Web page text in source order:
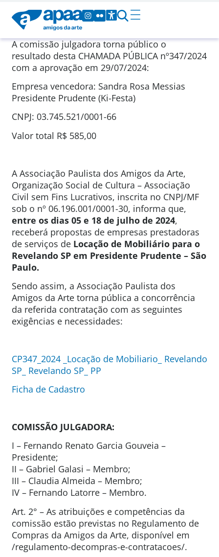
A comissão julgadora torna público o
resultado desta CHAMADA PÚBLICA nº347/2024
com a aprovação em 29/07/2024:
Empresa vencedora: Sandra Rosa Messias
Presidente Prudente (Ki-Festa)
CNPJ: 03.745.521/0001-66
Valor total R$ 585,00
A Associação Paulista dos Amigos da Arte,
Organização Social de Cultura – Associação
Civil sem Fins Lucrativos, inscrita no CNPJ/MF
sob o nº 06.196.001/0001-30, informa que,
entre os dias 05 e 18 de julho de 2024,
receberá propostas de empresas prestadoras
de serviços de Locação de Mobiliário para o
Revelando SP em Presidente Prudente – São
Paulo.
Sendo assim, a Associação Paulista dos
Amigos da Arte torna pública a concorrência
da referida contratação com as seguintes
exigências e necessidades:
CP347_2024 _Locação de Mobiliario_ Revelando
SP_ Revelando SP_ PP
Ficha de Cadastro
COMISSÃO JULGADORA:
I – Fernando Renato Garcia Gouveia –
Presidente;
II – Gabriel Galasi – Membro;
III – Claudia Almeida – Membro;
IV – Fernando Latorre – Membro.
Art. 2° – As atribuições e competências da
comissão estão previstas no Regulamento de
Compras da Amigos da Arte, disponível em
/regulamento-decompras-e-contratacoes/.